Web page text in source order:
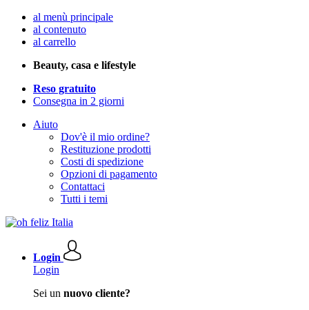
al menù principale
al contenuto
al carrello
Beauty, casa e lifestyle
Reso gratuito
Consegna in 2 giorni
Aiuto
Dov'è il mio ordine?
Restituzione prodotti
Costi di spedizione
Opzioni di pagamento
Contattaci
Tutti i temi
Login
Login
Sei un nuovo cliente?